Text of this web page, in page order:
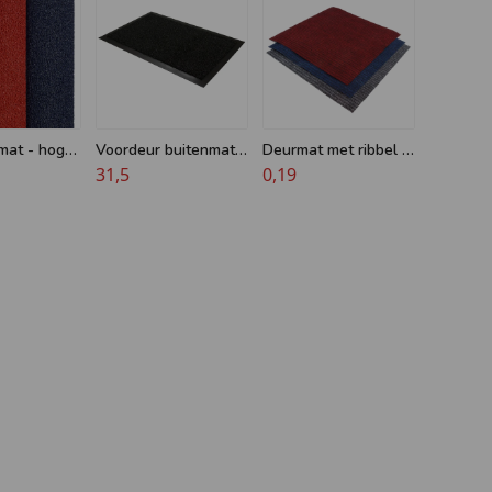
- hoge
mm -
Voordeur buitenmat -
90 x 150 cm - Verona
31,5
Deurmat met ribbel -
op maat
0,19